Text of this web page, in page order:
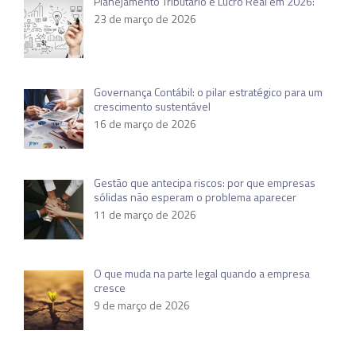
23 de março de 2026
Governança Contábil: o pilar estratégico para um
crescimento sustentável
16 de março de 2026
Gestão que antecipa riscos: por que empresas
sólidas não esperam o problema aparecer
11 de março de 2026
O que muda na parte legal quando a empresa
cresce
9 de março de 2026